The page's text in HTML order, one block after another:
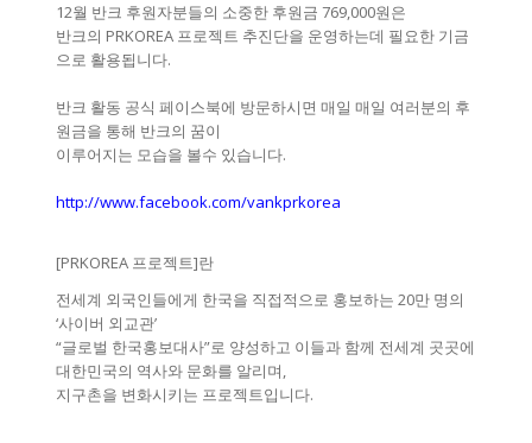
12월 반크 후원자분들의 소중한 후원금 769,000원은
반크의 PRKOREA 프로젝트 추진단을 운영하는데 필요한 기금
으로 활용됩니다.
반크 활동 공식 페이스북에 방문하시면 매일 매일 여러분의 후
원금을 통해 반크의 꿈이
이루어지는 모습을 볼수 있습니다.
http://www.facebook.com/vankprkorea
[PRKOREA 프로젝트]란
전세계 외국인들에게 한국을 직접적으로 홍보하는 20만 명의
‘사이버 외교관’
“글로벌 한국홍보대사”로 양성하고 이들과 함께 전세계 곳곳에
대한민국의 역사와 문화를 알리며,
지구촌을 변화시키는 프로젝트입니다.